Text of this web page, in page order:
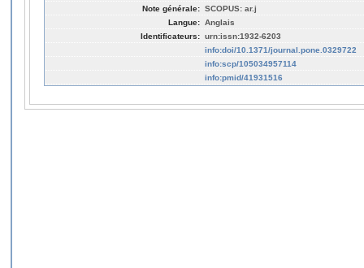
Note générale: SCOPUS: ar.j
Langue: Anglais
Identificateurs: urn:issn:1932-6203
info:doi/10.1371/journal.pone.0329722
info:scp/105034957114
info:pmid/41931516